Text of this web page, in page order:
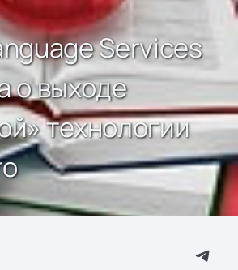
Services
о выходе
технологии